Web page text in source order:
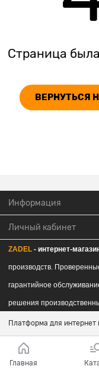
Страница
ВЕРНУТЬСЯ
Информация
Личный кабинет
ZADEL - интернет-
производств.
гарантийное
решения
Платформа для интернет
Главная